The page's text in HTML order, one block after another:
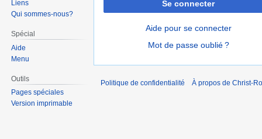
Se connecter
Aide pour se connecter
Mot de passe oublié ?
Liens
Qui sommes-nous?
Spécial
Aide
Menu
Outils
Pages spéciales
Version imprimable
Politique de confidentialité À propos de Christ-